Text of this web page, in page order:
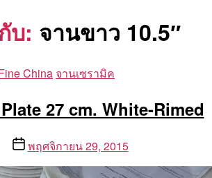
บ: จานขาว 10.5″
Categories
China จานเซรามิค
27 cm. White-Rimed
Postพฤศจิกายน 29, 2015